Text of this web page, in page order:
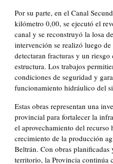
Por su parte, en el Canal
kilómetro 0,00, se ejecutó el
canal y se reconstruyó la losa
intervención se realizó luego
detectaran fracturas y un
estructura. Los trabajos
condiciones de seguridad y
funcionamiento hidráulico del
Estas obras representan una
provincial para fortalecer la
el aprovechamiento del
crecimiento de la producción
Beltrán. Con obras planificadas
territorio, la Provincia continúa